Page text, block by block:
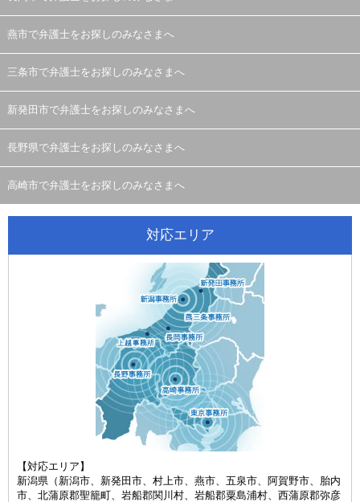
燕市で弁護士をお探しのみなさまへ
三条市で弁護士をお探しのみなさまへ
新発田市で弁護士をお探しのみなさまへ
長野県で弁護士をお探しのみなさまへ
高崎市で弁護士をお探しのみなさまへ
対応エリア
【対応エリア】
新潟県（新潟市、新発田市、村上市、燕市、五泉市、阿賀野市、胎内
市、北蒲原郡聖籠町、岩船郡関川村、岩船郡粟島浦村、西蒲原郡弥彦